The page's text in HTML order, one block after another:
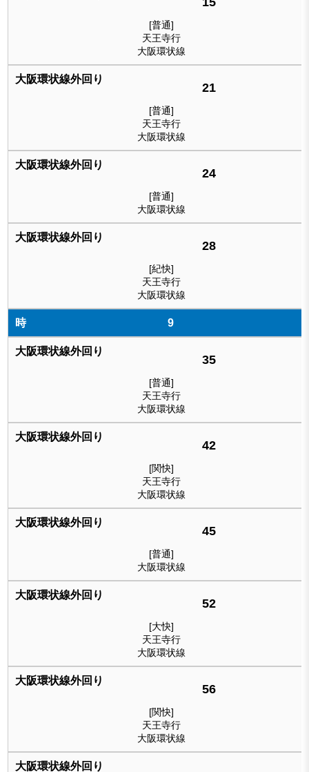
[普通]
天王寺行
大阪環状線
21
[普通]
天王寺行
大阪環状線
24
[普通]
大阪環状線
28
[紀快]
天王寺行
大阪環状線
9
35
[普通]
天王寺行
大阪環状線
42
[関快]
天王寺行
大阪環状線
45
[普通]
大阪環状線
52
[大快]
天王寺行
大阪環状線
56
[関快]
天王寺行
大阪環状線